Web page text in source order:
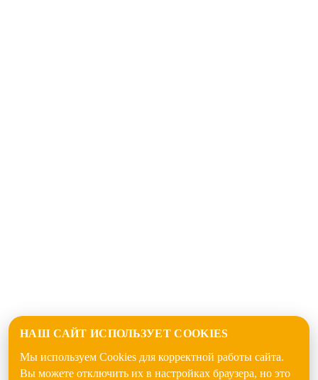
НАШ САЙТ ИСПОЛЬЗУЕТ COOKIES
Мы используем Cookies для корректной работы сайта.
Вы можете отключить их в настройках браузера, но это